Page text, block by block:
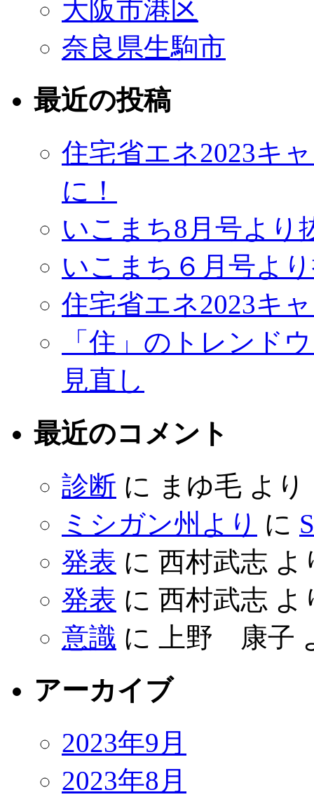
大阪市港区
奈良県生駒市
最近の投稿
住宅省エネ2023キ
に！
いこまち8月号よ
いこまち６月号よ
住宅省エネ2023キ
「住」のトレンド
見直し
最近のコメント
診断 に まゆ毛 より
ミシガン州より に
発表 に 西村武志 よ
発表 に 西村武志 よ
意識 に 上野 康子
アーカイブ
2023年9月
2023年8月